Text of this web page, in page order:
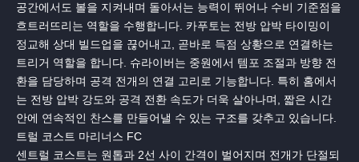
공간에서도 볼을 지켜내며 돌아서는 능력이 뛰어나 수비 기준점을
흐트러뜨리는 역할을 수행합니다. 카푸토는 전방 압박 타이밍이
정교해 상대 빌드업을 끊어내고, 곧바로 득점 상황으로 연결하는
트리거 역할을 합니다. 슈라이버는 중원에서 템포 조절과 방향 전
환을 담당하며 공격 전개의 연결 고리로 기능합니다. 특히 홈에서
는 전방 압박 강도와 공격 전환 속도가 더욱 살아나며, 짧은 시간
안에 연속적인 찬스를 만들어낼 수 있는 구조를 갖추고 있습니다.
트럴 코스트 마리너스 FC
센트럴 코스트는 원톱과 2선 사이 간격이 벌어지며 전개가 단절되